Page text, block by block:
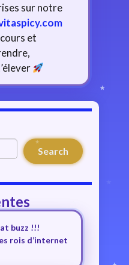
sur notre
et
Search
buzz !!!
rois d’internet